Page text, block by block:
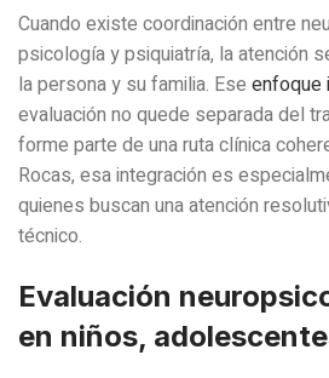
Cuando existe coordinación entre
psicología y psiquiatría, la atención
la persona y su familia. Ese enfoque
evaluación no quede separada del
forme parte de una ruta clínica
Rocas, esa integración es
quienes buscan una atención
técnico.
Evaluación
en niños,